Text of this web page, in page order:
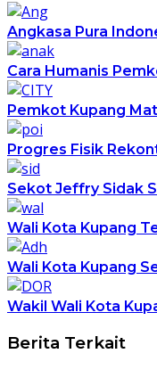
Angkasa Pura
Cara Humanis
Pemkot Kupang
Progres Fisik
Sekot Jeffry Sidak
Wali Kota Kupang
Wali Kota Kupang
Wakil Wali Kota
Berita Terkait